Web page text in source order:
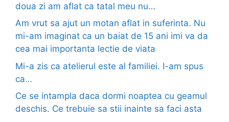
doua zi am aflat ca tatal meu nu…
Am vrut sa ajut un motan aflat in suferinta. Nu
mi-am imaginat ca un baiat de 15 ani imi va da
cea mai importanta lectie de viata
Mi-a zis ca atelierul este al familiei. I-am spus
ca…
Ce se intampla daca dormi noaptea cu geamul
deschis. Ce trebuie sa stii inainte sa faci asta